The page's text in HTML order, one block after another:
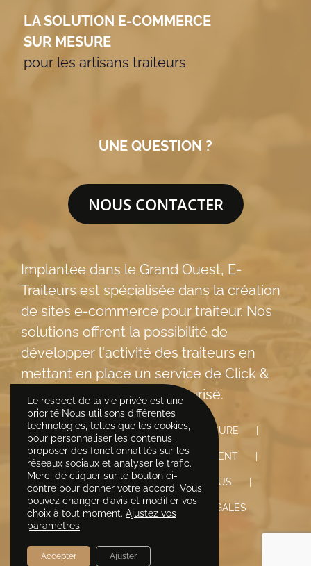
LA SOLUTION E-COMMERCE
SUR MESURE
pour les artisans traiteurs
UNE QUESTION ?
NOUS CONTACTER
Implantée dans le Grand Ouest, E-
Traiteurs est spécialisée dans la création
de sites e-commerce pour traiteur. Nos
solutions offrent la possibilité de
développer l'activité des traiteurs en
mettant en place un service de Click &
Collect rapide et 100% sécurisé.
LA SOLUTION E-COMMERCE SUR-MESURE
E-COMMERCE ACCOMPAGNEMENT
FORMATION QUI SOMMES-NOUS
CONTACT MENTIONS LÉGALES
Le respect de la vie privée est une
priorité Nous utilisons différentes
technologies, telles que les cookies,
pour personnaliser les contenus ,
proposer des fonctionnalités sur les
réseaux sociaux et analyser le trafic.
Merci de cliquer sur le bouton ci-
contre pour donner votre accord. Vous
pouvez changer d’avis et modifier vos
choix à tout moment. Ajustez vos
paramètres
Accepter Ajuster